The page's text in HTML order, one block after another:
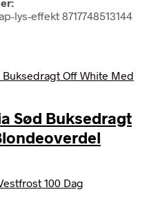
lys-effekt 8717748513144
Sød Buksedragt